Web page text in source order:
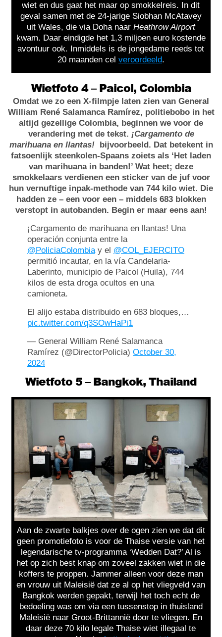
wiet en dus gaat het maar op smokkelreis. In dit
geval samen met de 24-jarige Siobhan McAtavey
uit Wales, die via Doha naar Heathrow Airport
kwam. Daar eindigde het 1,3 miljoen euro kostende
avontuur ook. Inmiddels is de jongedame reeds tot
20 maanden cel veroordeeld.
Wietfoto 4 – Paicol, Colombia
Omdat we zo een X-filmpje laten zien van General
William René Salamanca Ramírez, politiebobo in het
altijd gezellige Colombia, beginnen we voor de
verandering met de tekst. ¡Cargamento de
marihuana en llantas!bijvoorbeeld. Dat betekent in
fatsoenlijk steenkolen-Spaans zoiets als ‘Het laden
van marihuana in banden!’ Wat heet; deze
smokkelaars verdienen een sticker van de juf voor
hun vernuftige inpak-methode van 744 kilo wiet. Die
hadden ze – een voor een – middels 683 blokken
verstopt in autobanden. Begin er maar eens aan!
¡Cargamento de marihuana en llantas! Una
operación conjunta entre la
@PoliciaColombiay el @COL_EJERCITO
permitió incautar, en la vía Candelaria-
Laberinto, municipio de Paicol (Huila), 744
kilos de esta droga ocultos en una
camioneta.
El alijo estaba distribuido en 683 bloques,…
pic.twitter.com/q3SOwHaPi1
— General William René Salamanca
Ramírez (@DirectorPolicia) October 30,
2024
Wietfoto 5 – Bangkok, Thailand
Aan de zwarte balkjes over de ogen zien we dat dit
geen promotiefoto is voor de Thaise versie van het
legendarische tv-programma ‘Wedden Dat?’ Al is
het op zich best knap om zoveel zakken wiet in die
koffers te proppen. Jammer alleen voor deze man
en vrouw uit Maleisië dat ze al op het vliegveld van
Bangkok werden gepakt, terwijl het toch echt de
bedoeling was om via een tussenstop in thuisland
Maleisië naar Groot-Brittannië door te vliegen. En
daar deze 70 kilo legale Thaise wiet illegaal te